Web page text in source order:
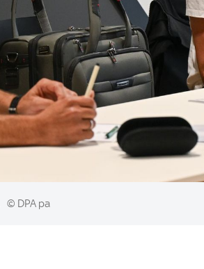
© DPA pa